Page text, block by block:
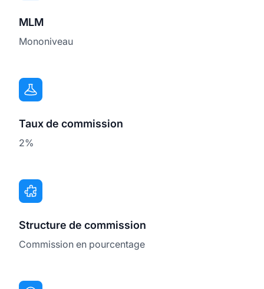
MLM
Mononiveau
Taux de commission
2%
Structure de commission
Commission en pourcentage